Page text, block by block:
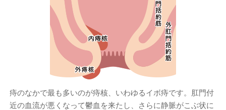
痔のなかで最も多いのが痔核、いわゆるイボ痔です。肛門付
近の血流が悪くなって鬱血を来たし、さらに静脈がこぶ状に